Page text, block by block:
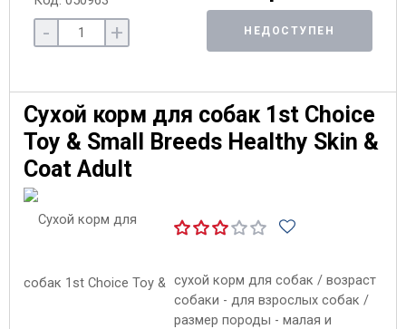
- + НЕДОСТУПЕН
Сухой корм для собак 1st Choice
Toy & Small Breeds Healthy Skin &
Coat Adult
сухой корм для собак / возраст
собаки - для взрослых собак /
размер породы - малая и